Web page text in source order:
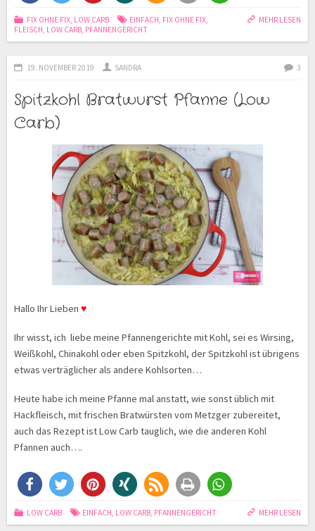
MEHR LESEN
FIX OHNE FIX, LOW CARB EINFACH, FIX OHNE FIX,
FLEISCH, LOW CARB, PFANNENGERICHT
19. NOVEMBER 2019 SANDRA 3
Spitzkohl Bratwurst Pfanne (Low
Carb)
Hallo Ihr Lieben ♥
Ihr wisst, ich liebe meine Pfannengerichte mit Kohl, sei es Wirsing,
Weißkohl, Chinakohl oder eben Spitzkohl, der Spitzkohl ist übrigens
etwas verträglicher als andere Kohlsorten…
Heute habe ich meine Pfanne mal anstatt, wie sonst üblich mit
Hackfleisch, mit frischen Bratwürsten vom Metzger zubereitet,
auch das Rezept ist Low Carb tauglich, wie die anderen Kohl
Pfannen auch….
MEHR LESEN
LOW CARB EINFACH, LOW CARB, PFANNENGERICHT